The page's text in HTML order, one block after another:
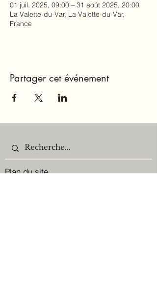
01 juil. 2025, 09:00 – 31 août 2025, 20:00
La Valette-du-Var, La Valette-du-Var,
France
Partager cet événement
Plan du site